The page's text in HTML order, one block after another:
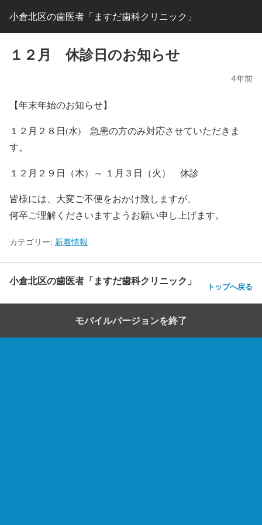
小倉北区の歯医者「ますだ歯科クリニック」
１２月 休診日のお知らせ
4年前
【年末年始のお知らせ】
１２月２８日(水) 急患の方のみ対応させていただきま
す。
１２月２９日（木）～ １月３日（火） 休診
皆様には、大変ご不便をおかけ致しますが、
何卒ご理解くださいますようお願い申し上げます。
カテゴリー: 新着情報
小倉北区の歯医者「ますだ歯科クリニック」 トップへ戻る
モバイルバージョンを終了